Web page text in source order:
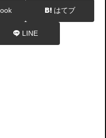
はてブ
LINE